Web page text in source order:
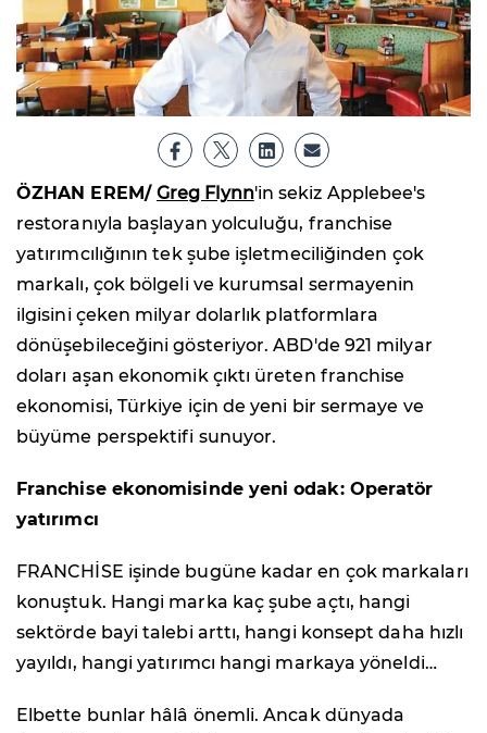
ÖZHAN EREM/ Greg Flynn'in sekiz Applebee's
restoranıyla başlayan yolculuğu, franchise
yatırımcılığının tek şube işletmeciliğinden çok
markalı, çok bölgeli ve kurumsal sermayenin
ilgisini çeken milyar dolarlık platformlara
dönüşebileceğini gösteriyor. ABD'de 921 milyar
doları aşan ekonomik çıktı üreten franchise
ekonomisi, Türkiye için de yeni bir sermaye ve
büyüme perspektifi sunuyor.
Franchise ekonomisinde yeni odak: Operatör
yatırımcı
FRANCHİSE işinde bugüne kadar en çok markaları
konuştuk. Hangi marka kaç şube açtı, hangi
sektörde bayi talebi arttı, hangi konsept daha hızlı
yayıldı, hangi yatırımcı hangi markaya yöneldi…
Elbette bunlar hâlâ önemli. Ancak dünyada